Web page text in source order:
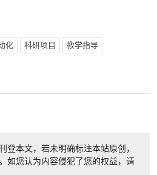
化 科研项目 教学指导
登本文，若未明确标注本站原创，
如您认为内容侵犯了您的权益，请